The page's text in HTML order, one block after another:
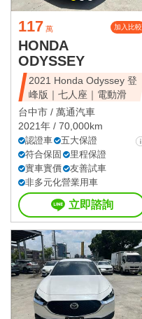
117 萬 加入比較
HONDA
ODYSSEY
2021 Honda Odyssey 登
峰版｜七人座｜電動滑
台中市 / 萬通汽車
2021年 / 70,000km
認證車
五大保證
符合保固
里程保證
實車實價
友善試車
非多元化營業用車
立即諮詢